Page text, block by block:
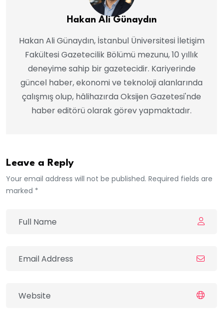
Hakan Ali Günaydın
Hakan Ali Günaydın, İstanbul Üniversitesi İletişim
Fakültesi Gazetecilik Bölümü mezunu, 10 yıllık
deneyime sahip bir gazetecidir. Kariyerinde
güncel haber, ekonomi ve teknoloji alanlarında
çalışmış olup, hâlihazırda Oksijen Gazetesi'nde
haber editörü olarak görev yapmaktadır.
Leave a Reply
Your email address will not be published. Required fields are
marked *